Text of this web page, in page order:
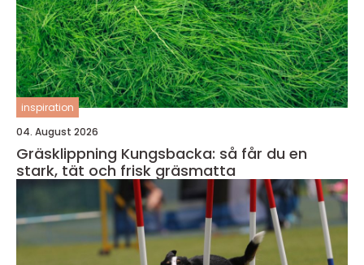
inspiration
04. August 2026
Gräsklippning Kungsbacka: så får du en
stark, tät och frisk gräsmatta